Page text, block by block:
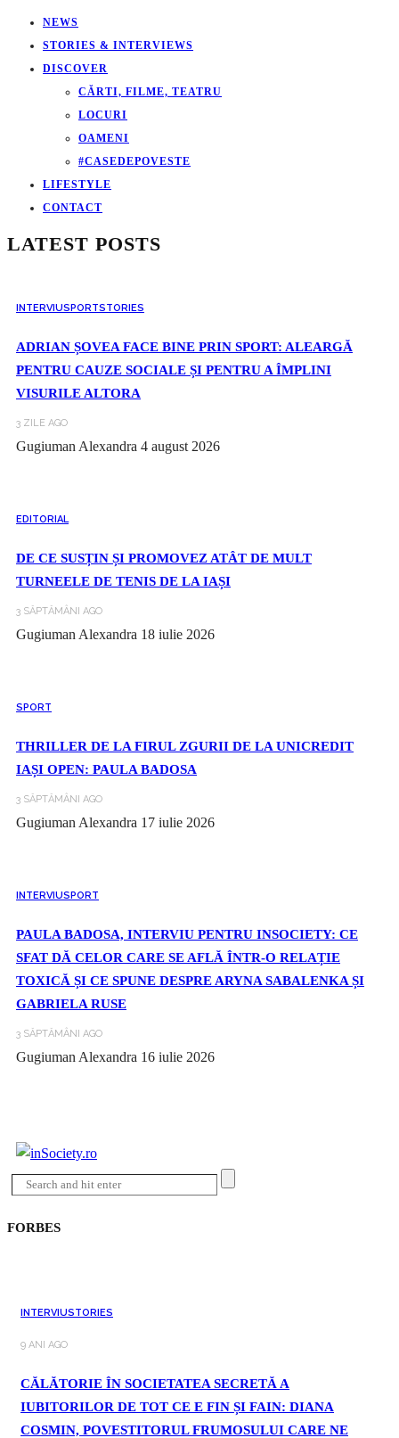
NEWS
STORIES & INTERVIEWS
DISCOVER
CĂRTI, FILME, TEATRU
LOCURI
OAMENI
#CASEDEPOVESTE
LIFESTYLE
CONTACT
LATEST POSTS
INTERVIUSPORTSTORIES
ADRIAN ȘOVEA FACE BINE PRIN SPORT: ALEARGĂ
PENTRU CAUZE SOCIALE ȘI PENTRU A ÎMPLINI
VISURILE ALTORA
3 ZILE AGO
Gugiuman Alexandra 4 august 2026
EDITORIAL
DE CE SUSȚIN ȘI PROMOVEZ ATÂT DE MULT
TURNEELE DE TENIS DE LA IAȘI
3 SĂPTĂMÂNI AGO
Gugiuman Alexandra 18 iulie 2026
SPORT
THRILLER DE LA FIRUL ZGURII DE LA UNICREDIT
IAȘI OPEN: PAULA BADOSA
3 SĂPTĂMÂNI AGO
Gugiuman Alexandra 17 iulie 2026
INTERVIUSPORT
PAULA BADOSA, INTERVIU PENTRU INSOCIETY: CE
SFAT DĂ CELOR CARE SE AFLĂ ÎNTR-O RELAȚIE
TOXICĂ ȘI CE SPUNE DESPRE ARYNA SABALENKA ȘI
GABRIELA RUSE
3 SĂPTĂMÂNI AGO
Gugiuman Alexandra 16 iulie 2026
FORBES
INTERVIUSTORIES
9 ANI AGO
CĂLĂTORIE ÎN SOCIETATEA SECRETĂ A
IUBITORILOR DE TOT CE E FIN ȘI FAIN: DIANA
COSMIN, POVESTITORUL FRUMOSULUI CARE NE